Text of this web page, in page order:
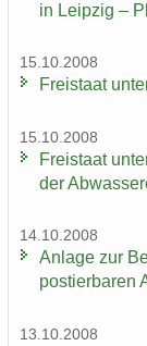
in Leip­zig –
15.10.2008
Frei­staat
15.10.2008
Frei­staat
der
14.10.2008
An­la­ge zur
pos­tier­ba­ren
13.10.2008